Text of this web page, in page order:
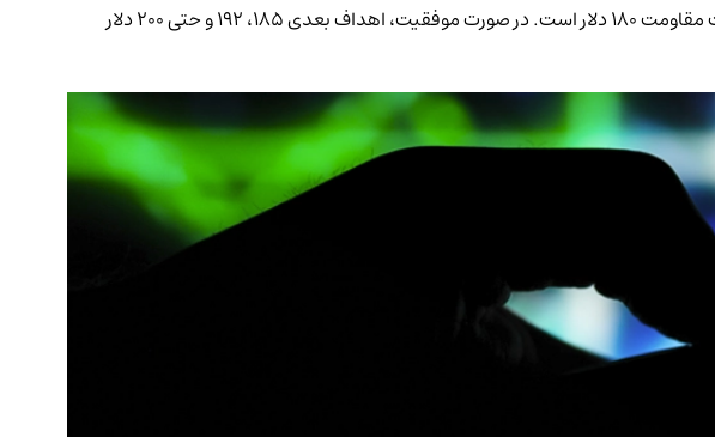
قیمت سولانا (SOL) پس از تثبیت در محدوده‌ی ۱۶۵ دلار وارد فاز صعودی شده و اکنون با عبور از ۱۷۲ دلار به‌دنبال شکست مقاومت ۱۸۰ دلار است. در صورت موفقیت، اهداف بعدی ۱۸۵، ۱۹۲ و حتی ۲۰۰ دلار